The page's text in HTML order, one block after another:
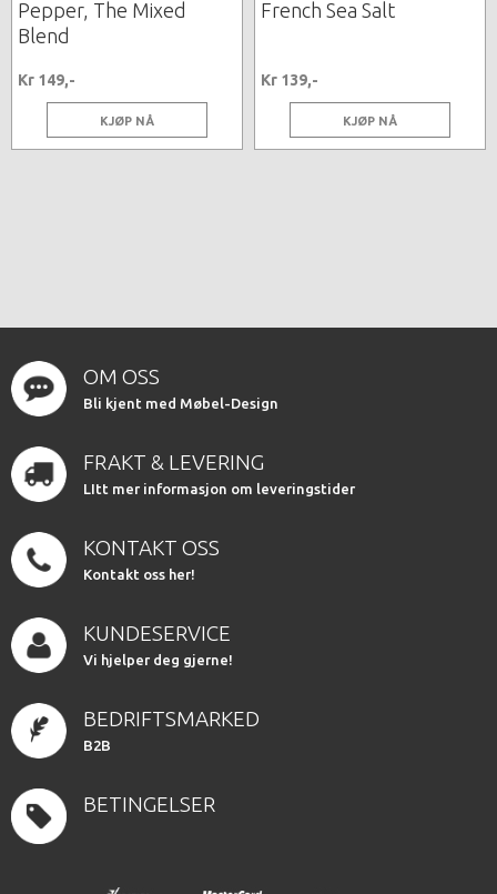
Pepper, The Mixed
Blend
Kr 149,-
KJØP NÅ
French Sea Salt
Kr 139,-
KJØP NÅ
OM OSS
Bli kjent med Møbel-Design
FRAKT & LEVERING
LItt mer informasjon om leveringstider
KONTAKT OSS
Kontakt oss her!
KUNDESERVICE
Vi hjelper deg gjerne!
BEDRIFTSMARKED
B2B
BETINGELSER